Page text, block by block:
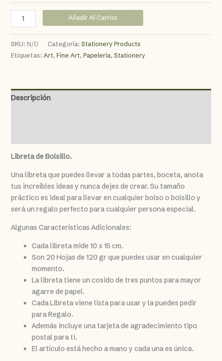
Free
Notes
Añadir Al Carrito
SKU: N/D Categoría: Stationery Products
Etiquetas: Art, Fine Art, Papelería, Stationery
Descripción
Libreta de Bolsillo.
Una libreta que puedes llevar a todas partes, boceta, anota
tus increíbles ideas y nunca dejes de crear. Su tamaño
práctico es ideal para llevar en cualquier bolso o bolsillo y
será un regalo perfecto para cualquier persona especial.
Algunas Características Adicionales:
Cada libreta mide 10 x 15 cm.
Son 20 Hojas de 120 gr que puedes usar en cualquier
momento.
La libreta tiene un cosido de tres puntos para mayor
agarre de papel.
Cada Libreta viene lista para usar y la puedes pedir
para Regalo.
Además incluye una tarjeta de agradecimiento tipo
postal para ti.
El artículo está hecho a mano y cada una es única.